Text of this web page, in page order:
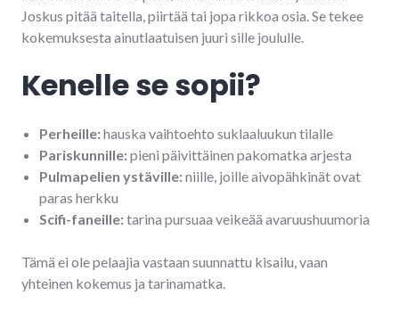
Joskus pitää taitella, piirtää tai jopa rikkoa osia. Se tekee
kokemuksesta ainutlaatuisen juuri sille joululle.
Kenelle se sopii?
Perheille:hauska vaihtoehto suklaaluukun tilalle
Pariskunnille:pieni päivittäinen pakomatka arjesta
Pulmapelien ystäville:niille, joille aivopähkinät ovat
paras herkku
Scifi-faneille:tarina pursuaa veikeää avaruushuumoria
Tämä ei ole pelaajia vastaan suunnattu kisailu, vaan
yhteinen kokemus ja tarinamatka.